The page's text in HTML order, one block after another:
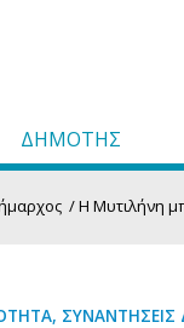
ΔΗΜΟΤΗΣ
/Η Μυτιλήνη
,